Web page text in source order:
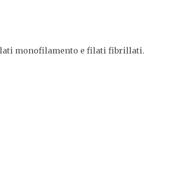
monofilamento e filati fibrillati.